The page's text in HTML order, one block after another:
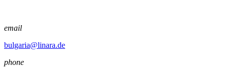
email
bulgaria@linara.de
phone